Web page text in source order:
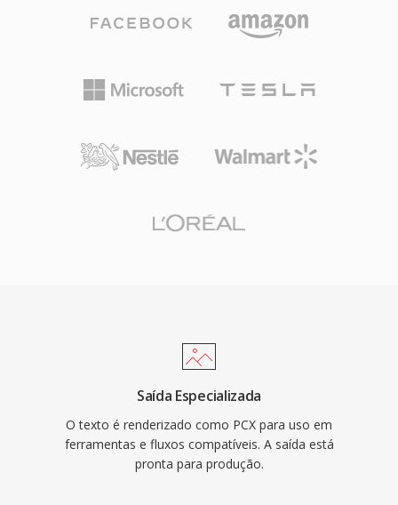
Saída Especializada
O texto é renderizado como PCX para uso em
ferramentas e fluxos compatíveis. A saída está
pronta para produção.